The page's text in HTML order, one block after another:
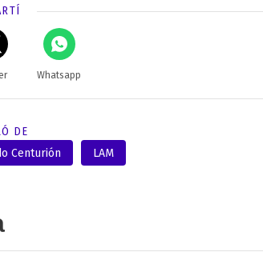
Whatsapp
DE
Centurión LAM